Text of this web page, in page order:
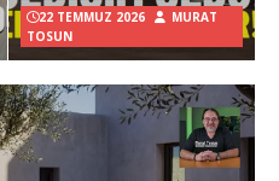
22 TEMMUZ 2026
MURAT
TOSUN